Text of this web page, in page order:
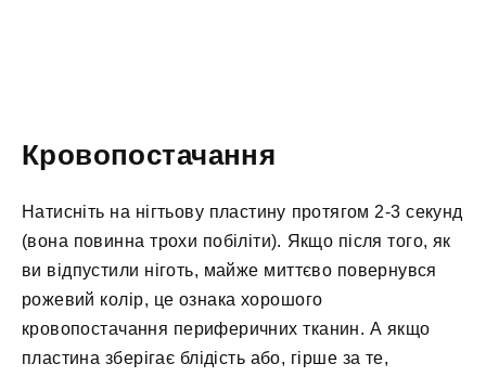
Кровопостачання
Натисніть на нігтьову пластину протягом 2-3 секунд
(вона повинна трохи побіліти). Якщо після того, як
ви відпустили ніготь, майже миттєво повернувся
рожевий колір, це ознака хорошого
кровопостачання периферичних тканин. А якщо
пластина зберігає блідість або, гірше за те,